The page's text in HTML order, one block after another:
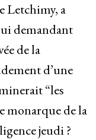
Letchimy, a
demandant
de la
d’une
“les
monarque de la
jeudi ?